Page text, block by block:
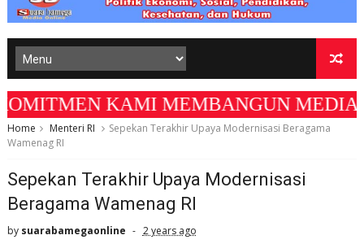
KAMI MEMBANGUN MEDIA
Home Menteri RI
Sepekan Terakhir Upaya Modernisasi Beragama
Wamenag RI
Sepekan Terakhir Upaya Modernisasi
Beragama Wamenag RI
by suarabamegaonline 2 years ago